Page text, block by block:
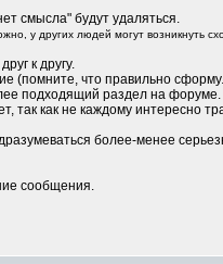
смысла" будут удаляться.
у других людей могут возникнуть
к другу.
(помните, что правильно
подходящий раздел на форуме.
так как не каждому интересно
более-менее
сообщения.